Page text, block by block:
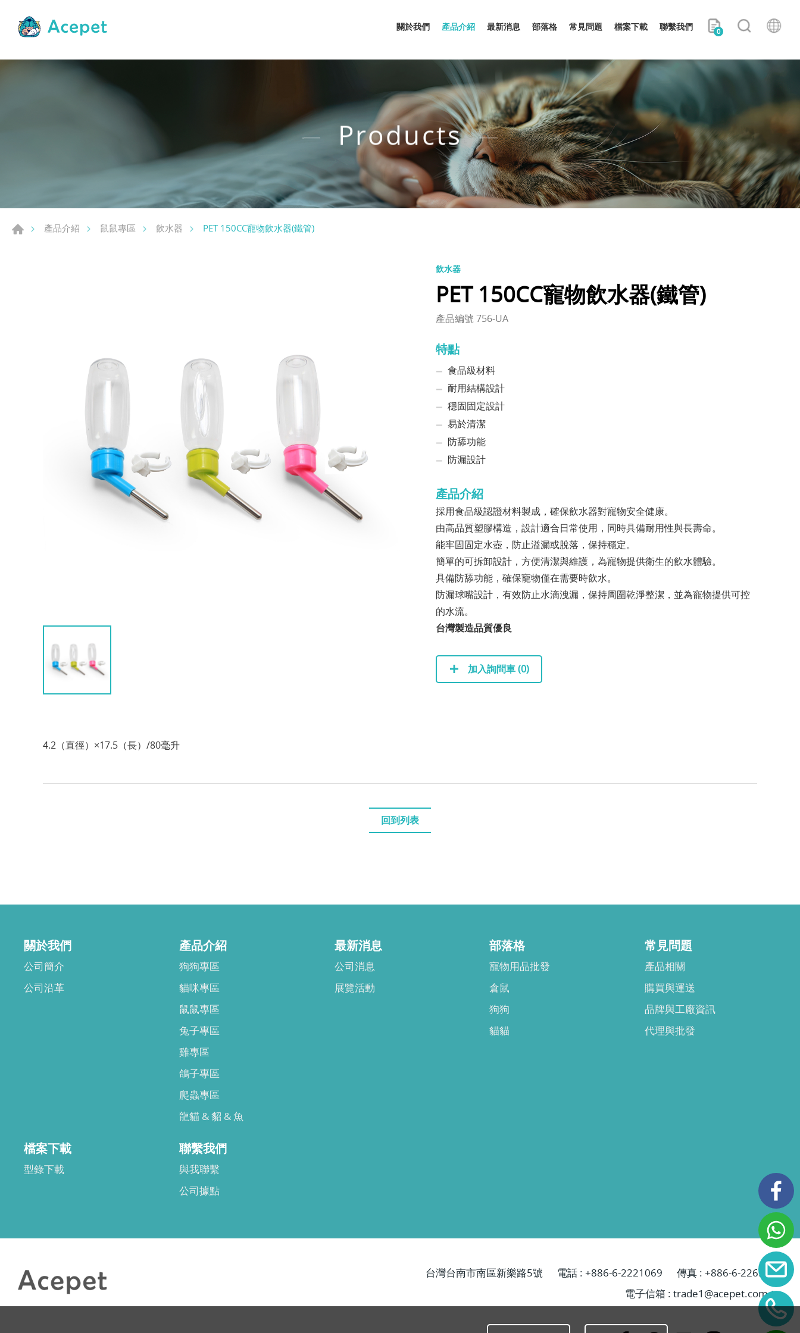
關於我們 產品介紹 最新消息 部落格 常見問題 檔案下載 聯繫我們 0
Products
產品介紹 鼠鼠專區 飲水器 PET 150CC寵物飲水器(鐵管)
飲水器
PET 150CC寵物飲水器(鐵管)
產品編號 756-UA
特點
食品級材料
耐用結構設計
穩固固定設計
易於清潔
防舔功能
防漏設計
產品介紹
採用食品級認證材料製成，確保飲水器對寵物安全健康。
由高品質塑膠構造，設計適合日常使用，同時具備耐用性與長壽命。
能牢固固定水壺，防止溢漏或脫落，保持穩定。
簡單的可拆卸設計，方便清潔與維護，為寵物提供衛生的飲水體驗。
具備防舔功能，確保寵物僅在需要時飲水。
防漏球嘴設計，有效防止水滴洩漏，保持周圍乾淨整潔，並為寵物提供可控
的水流。
台灣製造品質優良
加入詢問車 (0)
4.2（直徑）×17.5（長）/80毫升
回到列表
關於我們
公司簡介
公司沿革
產品介紹
狗狗專區
貓咪專區
鼠鼠專區
兔子專區
雞專區
鴿子專區
爬蟲專區
龍貓 & 貂 & 魚
最新消息
公司消息
展覽活動
部落格
寵物用品批發
倉鼠
狗狗
貓貓
常見問題
產品相關
購買與運送
品牌與工廠資訊
代理與批發
檔案下載
型錄下載
聯繫我們
與我聯繫
公司據點
台灣台南市南區新樂路5號 電話 : +886-6-2221069
傳真 : +886-6-2265629
電子信箱 : trade1@acepet.com.tw